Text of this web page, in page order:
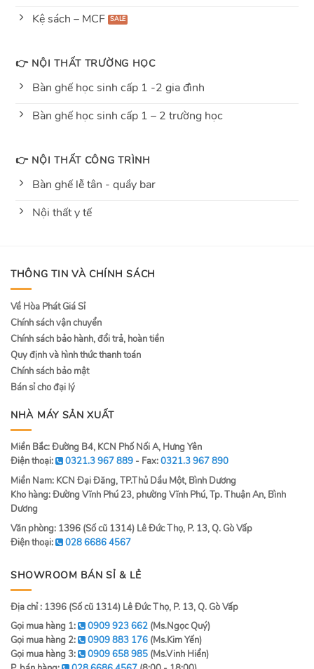
Kệ sách – MCF
👉 NỘI THẤT TRƯỜNG HỌC
Bàn ghế học sinh cấp 1 -2 gia đình
Bàn ghế học sinh cấp 1 – 2 trường học
👉 NỘI THẤT CÔNG TRÌNH
Bàn ghế lễ tân - quầy bar
Nội thất y tế
THÔNG TIN VÀ CHÍNH SÁCH
Về Hòa Phát Giá Sỉ
Chính sách vận chuyển
Chính sách bảo hành, đổi trả, hoàn tiền
Quy định và hình thức thanh toán
Chính sách bảo mật
Bán sỉ cho đại lý
NHÀ MÁY SẢN XUẤT
Miền Bắc: Đường B4, KCN Phố Nối A, Hưng Yên
Điện thoại:
0321.3 967 889 - Fax:0321.3 967 890
Miền Nam: KCN Đại Đăng, TP.Thủ Dầu Một, Bình Dương
Kho hàng: Đường Vĩnh Phú 23, phường Vĩnh Phú, Tp. Thuận An, Bình
Dương
Văn phòng: 1396 (Số cũ 1314) Lê Đức Thọ, P. 13, Q. Gò Vấp
Điện thoại:
028 6686 4567
SHOWROOM BÁN SỈ & LẺ
Địa chỉ : 1396 (Số cũ 1314) Lê Đức Thọ, P. 13, Q. Gò Vấp
Gọi mua hàng 1:
0909 923 662 (Ms.Ngọc Quý)
Gọi mua hàng 2:
0909 883 176 (Ms.Kim Yến)
Gọi mua hàng 3:
0909 658 985 (Ms.Vinh Hiển)